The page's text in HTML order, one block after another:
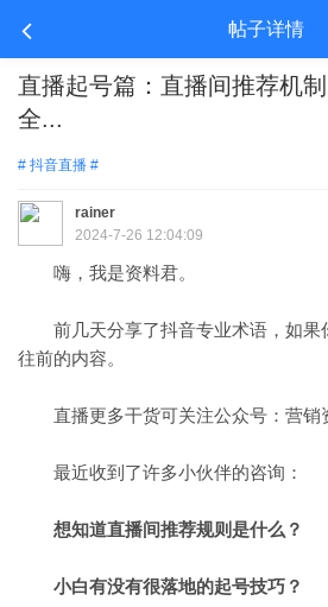
帖子详情
直播起号篇：直播间推荐机
全...
# 抖音直播 #
rainer
2024-7-26 12:04:09
嗨，我是资料君。
前几天分享了抖音专业术语，如果
往前的内容。
直播更多干货可关注公众号：营销
最近收到了许多小伙伴的咨询：
想知道直播间推荐规则是什么？
小白有没有很落地的起号技巧？